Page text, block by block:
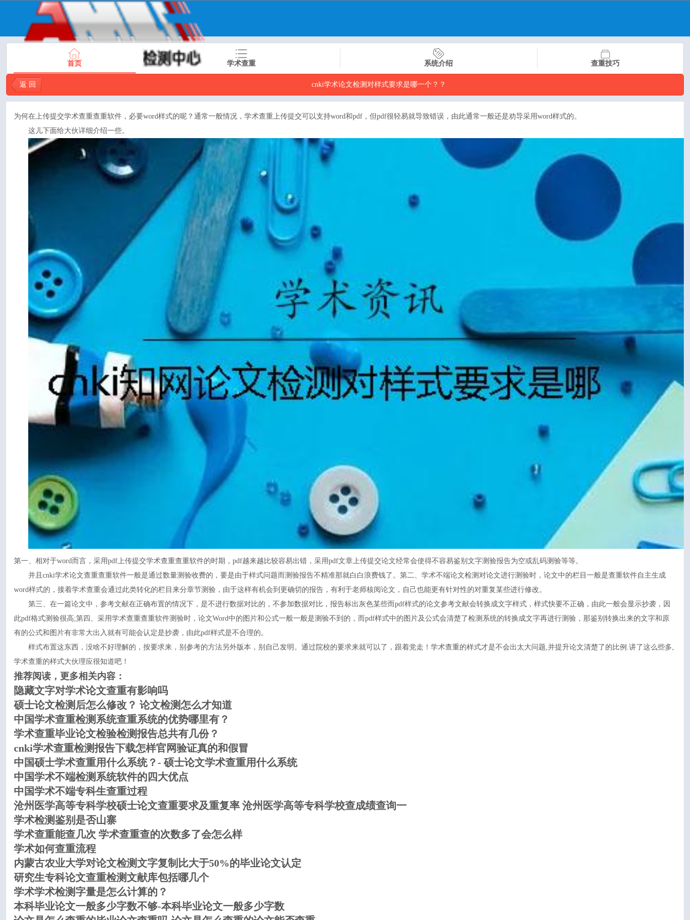
首页 学术查重 系统介绍 查重技巧
返 回 cnki学术论文检测对样式要求是哪一个？？
为何在上传提交学术查重查重软件，必要word样式的呢？通常一般情况，学术查重上传提交可以支持word和pdf，但pdf很轻易就导致错误，由此通常一般还是劝导采用word样式的。
这儿下面给大伙详细介绍一些。
第一、相对于word而言，采用pdf上传提交学术查重查重软件的时期，pdf越来越比较容易出错，采用pdf文章上传提交论文经常会使得不容易鉴别文字测验报告为空或乱码测验等等。
并且cnki学术论文查重查重软件一般是通过数量测验收费的，要是由于样式问题而测验报告不精准那就白白浪费钱了。第二、学术不端论文检测对论文进行测验时，论文中的栏目一般是查重软件自主生成
word样式的，接着学术查重会通过此类转化的栏目来分章节测验，由于这样有机会到更确切的报告，有利于老师核阅论文，自己也能更有针对性的对重复某些进行修改。
第三、在一篇论文中，参考文献在正确布置的情况下，是不进行数据对比的，不参加数据对比，报告标出灰色某些而pdf样式的论文参考文献会转换成文字样式，样式快要不正确，由此一般会显示抄袭，因
此pdf格式测验很高;第四、采用学术查重查重软件测验时，论文Word中的图片和公式一般一般是测验不到的，而pdf样式中的图片及公式会清楚了检测系统的转换成文字再进行测验，那鉴别转换出来的文字和原
有的公式和图片有非常大出入就有可能会认定是抄袭，由此pdf样式是不合理的。
样式布置这东西，没啥不好理解的，按要求来，别参考的方法另外版本，别自己发明。通过院校的要求来就可以了，跟着党走！学术查重的样式才是不会出太大问题,并提升论文清楚了的比例.讲了这么些多,
学术查重的样式大伙理应很知道吧！
推荐阅读，更多相关内容：
隐藏文字对学术论文查重有影响吗
硕士论文检测后怎么修改？ 论文检测怎么才知道
中国学术查重检测系统查重系统的优势哪里有？
学术查重毕业论文检验检测报告总共有几份？
cnki学术查重检测报告下载怎样官网验证真的和假冒
中国硕士学术查重用什么系统？- 硕士论文学术查重用什么系统
中国学术不端检测系统软件的四大优点
中国学术不端专科生查重过程
沧州医学高等专科学校硕士论文查重要求及重复率 沧州医学高等专科学校查成绩查询一
学术检测鉴别是否山寨
学术查重能查几次 学术查重查的次数多了会怎么样
学术如何查重流程
内蒙古农业大学对论文检测文字复制比大于50%的毕业论文认定
研究生专科论文查重检测文献库包括哪几个
学术学术检测字量是怎么计算的？
本科毕业论文一般多少字数不够-本科毕业论文一般多少字数